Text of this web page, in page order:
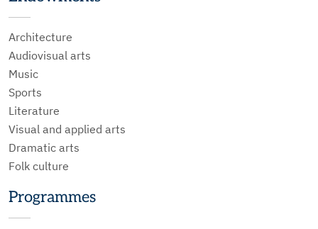
Architecture
Audiovisual arts
Music
Sports
Literature
Visual and applied arts
Dramatic arts
Folk culture
Programmes